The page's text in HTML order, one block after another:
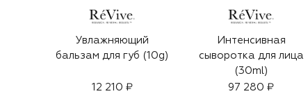
Увлажняющий
бальзам для губ (10g)
12 210 ₽
Интенсивная
сыворотка для лица
(30ml)
97 280 ₽